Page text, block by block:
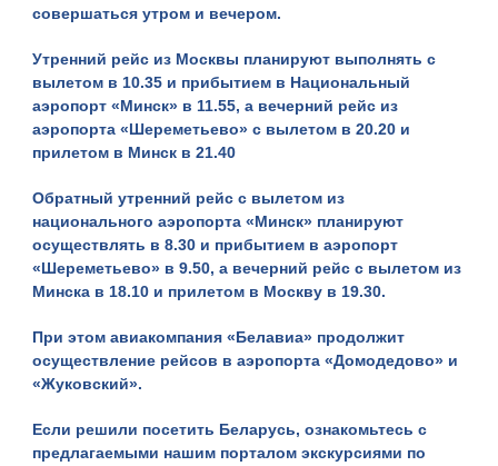
совершатьсяутром и вечером.
Утренний рейс из Москвы планируют выполнять с
вылетом в 10.35 и прибытием в Национальный
аэропорт «Минск» в 11.55, а вечерний рейс из
аэропорта «Шереметьево» с вылетом в 20.20 и
прилетом в Минск в 21.40
Обратный утренний рейс с вылетом из
национального аэропорта «Минск» планируют
осуществлять в 8.30 и прибытием в аэропорт
«Шереметьево» в 9.50, а вечерний рейс с вылетом из
Минска в 18.10 и прилетом в Москву в 19.30.
При этом авиакомпания «Белавиа» продолжит
осуществление рейсов в аэропорта «Домодедово» и
«Жуковский».
Если решили посетить Беларусь, ознакомьтесь с
предлагаемыми нашим порталомэкскурсиями по